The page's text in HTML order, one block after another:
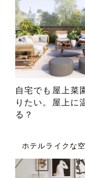
自宅でも屋上菜
りたい。屋上に
る？
ホテルライクな